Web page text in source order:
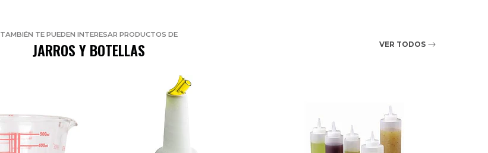
TAMBIÉN TE PUEDEN INTERESAR PRODUCTOS DE
JARROS Y BOTELLAS VER TODOS